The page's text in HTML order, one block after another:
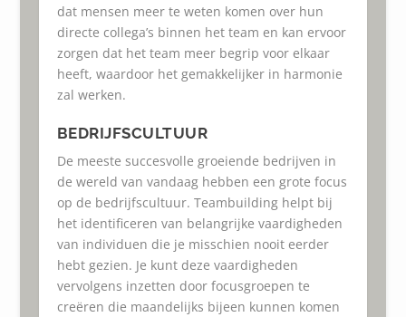
dat mensen meer te weten komen over hun
directe collega’s binnen het team en kan ervoor
zorgen dat het team meer begrip voor elkaar
heeft, waardoor het gemakkelijker in harmonie
zal werken.
BEDRIJFSCULTUUR
De meeste succesvolle groeiende bedrijven in
de wereld van vandaag hebben een grote focus
op de bedrijfscultuur. Teambuilding helpt bij
het identificeren van belangrijke vaardigheden
van individuen die je misschien nooit eerder
hebt gezien. Je kunt deze vaardigheden
vervolgens inzetten door focusgroepen te
creëren die maandelijks bijeen kunnen komen